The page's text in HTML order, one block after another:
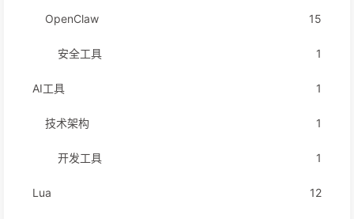
OpenClaw 15
安全工具 1
AI工具 1
技术架构 1
开发工具 1
Lua 12